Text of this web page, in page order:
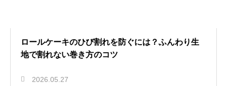
ロールケーキのひび割れを防ぐには？ふんわり生
地で割れない巻き方のコツ
2026.05.27